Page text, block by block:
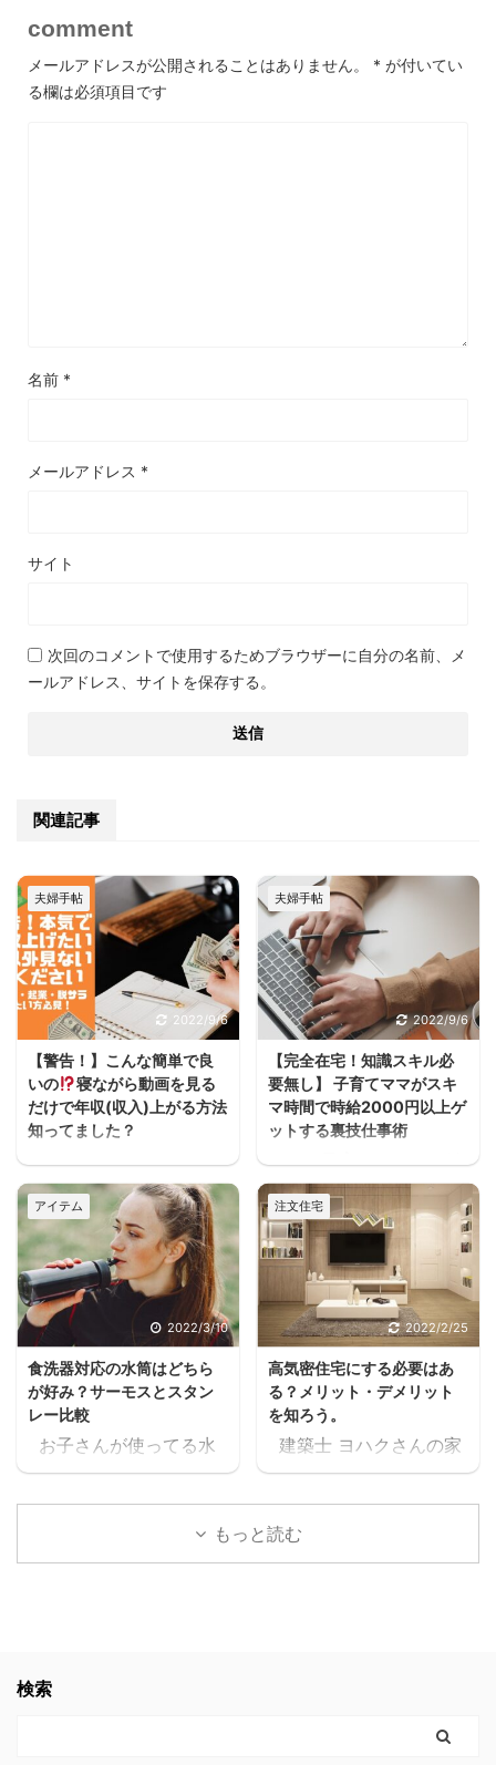
comment
メールアドレスが公開されることはありません。 * が付いてい
る欄は必須項目です
名前 *
メールアドレス *
サイト
次回のコメントで使用するためブラウザーに自分の名前、メ
ールアドレス、サイトを保存する。
関連記事
夫婦手帖
2022/9/6
【警告！】こんな簡単で良
いの
寝ながら動画を見る
だけで年収(収入)上がる方法
知ってました？
うわぁぁーーースキマ
ヨハクどした！ まじかー
ーーー！！スキマ ヨハク
何が！ 早く見とけば良か
ったーーー！スキマ ヨハ
クうるさいなぁ。何の
話？ 本当に無料で大丈夫
か、何回も確認したけ
ど、間違いなく無料だっ
たスキマ 11時間以上の無
料セミナーが見れた上
に、どんどん、追加でセ
ミナーが見れるんだけど
スキマ このセミナー、学
生の頃に見たかったなぁ
これ見てたら、恐らく人
なかったと思う。 もっと
夫婦手帖
2022/9/6
【完全在宅！知識スキル必
要無し】 子育てママがスキ
マ時間で時給2000円以上ゲ
ットする裏技仕事術
ヨハク子育てしながら働
きたいけどフルタイムは
厳しいし、でもお金は必
要だって人が家を建てる
方には多いと思うんだよ
ね。 住宅ローンが始ま
ると支出が増えるし、老
後の為にも共働きの家庭
が増えるよね・・・スキ
マ ヨハク普通はパート
に出たりして時給1,000
円前後の仕事を1日6時間
位頑張って働いて、何と
か月10万位は稼げるかも
しれないけど 肉体的・精
神的に疲労して夫婦喧嘩
アイテム
2022/3/10
食洗器対応の水筒はどちら
が好み？サーモスとスタン
レー比較
お子さんが使ってる水
筒や、ご家族が使ってる
水筒。 ヨハク食洗器で
洗うにつれて外側が剥が
ヨハク我が家の水筒も、
注文住宅
2022/2/25
高気密住宅にする必要はあ
る？メリット・デメリット
を知ろう。
建築士 ヨハクさんの家
は 高気密住宅ですよ！
と言われたのですが ヨ
ハク高気密住宅って
社から 間取りの無料プラ
もっと読む
検索